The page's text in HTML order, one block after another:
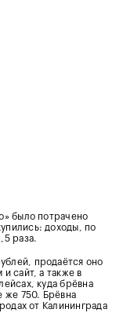
было потрачено
доходы, по
раза.
продаётся оно
сайт, а также в
куда брёвна
же 750. Брёвна
от Калининграда